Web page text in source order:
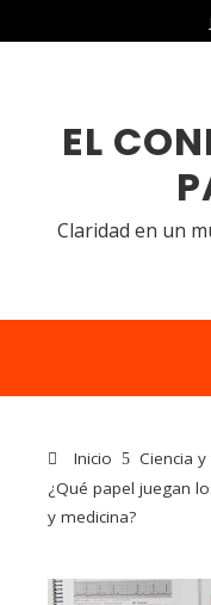
EL
Claridad en un
Inicio
Ciencia
¿Qué papel juegan
y medicina?